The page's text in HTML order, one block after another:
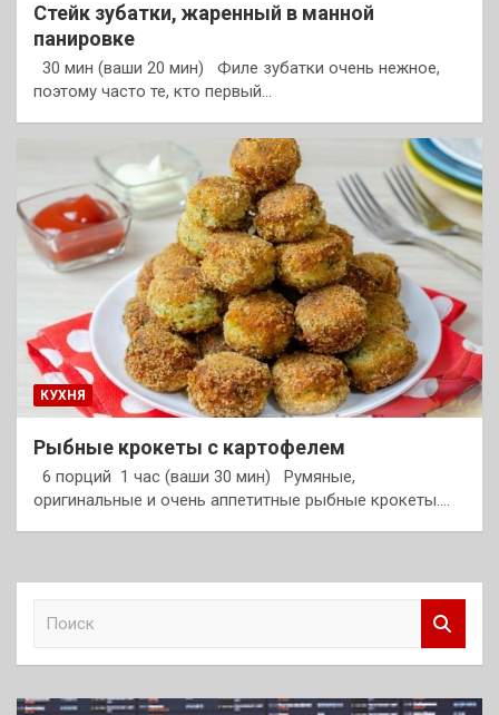
Стейк зубатки, жаренный в манной
панировке
30 мин (ваши 20 мин) Филе зубатки очень нежное,
поэтому часто те, кто первый…
КУХНЯ
Рыбные крокеты с картофелем
6 порций 1 час (ваши 30 мин) Румяные,
оригинальные и очень аппетитные рыбные крокеты.…
к